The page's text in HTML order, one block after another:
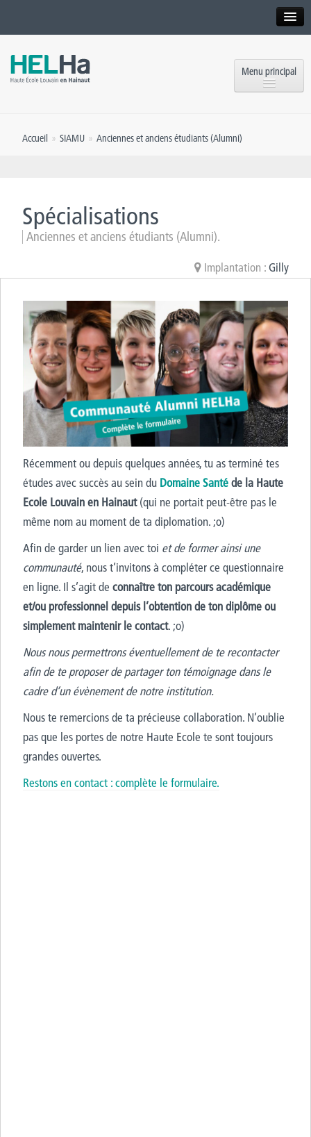
Formation continue et Recherche
Presse
Menu principal
OEH
Accueil » SIAMU » Anciennes et anciens étudiants (Alumni)
Spécialisations
Anciennes et anciens étudiants (Alumni).
Implantation :Gilly
Récemment ou depuis quelques années, tu as terminé tes
études avec succès au sein du Domaine Santéde la Haute
Ecole Louvain en Hainaut(qui ne portait peut-être pas le
même nom au moment de ta diplomation. ;o)
Afin de garder un lien avec toi et de former ainsi une
communauté, nous t’invitons à compléter ce questionnaire
en ligne. Il s’agit de connaître ton parcours académique
et/ou professionnel depuis l’obtention de ton diplôme ou
simplement maintenir le contact. ;o)
Nous nous permettrons éventuellement de te recontacter
afin de te proposer de partager ton témoignage dans le
cadre d’un évènement de notre institution.
Nous te remercions de ta précieuse collaboration. N’oublie
pas que les portes de notre Haute Ecole te sont toujours
grandes ouvertes.
Restons en contact : complète le formulaire.